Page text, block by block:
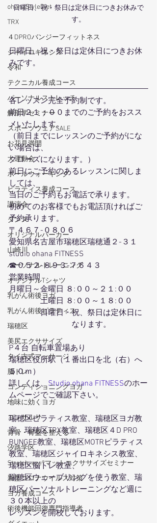
ohanaStyleDiet
TRX
４DPROバンジーフィットネス
ジャイロキネシス
令和
テクニカル養成コース
パーソナルストレッチ
解剖学セミナー
スポーツウェアSALE
お花見満開
大運動会
ポールウォーキング
ピラティス養成コース
講演会
ダンス
オリジナルパーカー
山崎川
パーソナルトレーニング
オリジナルTシャツ
乳がん術後ヨガ
乳がん術後ピラティス
瑞穂区
美尻エクササイズ
タイ古式マッサージ
脳トレ
コンディショニングヨガ
地味に効くヨガ
コンサルサ
背骨・骨盤を整える
汐路学区
Stretch-eze®マットエクササイズセミナー
新型コロナウイルス対策
ヨガ養成コース
術後機能回復専門指導者
日曜日、祝・祭日は定休日につきお休みで
す。
日曜日、祝・祭日は定休日につきお休
みです。
各レッスン完全予約制です。
前日２１：００までのご予約をおスス
メいたします。
（前日までにレッスンのご予約がにな
い場合は、
クローズになります。）
前日にご予約のあるレッスンに関しま
しては、
当日のご予約もお電話で承ります。
初めてのお客様でもお電話頂ければご
予約承ります。
〒４６７-０８０６
愛知県名古屋市瑞穂区瑞穂通２-３１
studio ohana FITNESS
☎０５２-８９３-７６４３
営業時間
月曜日～金曜日 ８:００～２１:００
土曜日 ８:００～１８:００
日曜日・祝、祭日は定休日に
なります。
P４台 自転車置場あり
瑞穂区役所駅（１番出口を北（右）へ
５０ｍ）
詳しくは、Studio ohana FITNESSのホー
ムページでご確認下さい。
瑞穂区ピラティス教室、瑞穂区ヨガ教
室、瑞穂区TRX教室、瑞穂区４D PRO
BUNGEE教室、瑞穂区MOTRピラティス
教室、瑞穂区ジャイロキネシス教室、
瑞穂区脳トレ教室、
瑞穂区ウェーブリングを使う教室、瑞
穂区パーソナルトレーニングなど週に
３０本以上の
レッスンを開校しております。